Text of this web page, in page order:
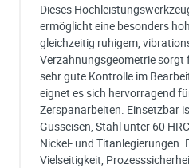
Dieses
ermöglicht eine besonders
gleichzeitig ruhigem,
Verzahnungsgeometrie sorgt
sehr gute Kontrolle im
eignet es sich hervorragend
Zerspanarbeiten. Einsetzbar
Gusseisen, Stahl unter 60
Nickel- und Titanlegierungen.
Vielseitigkeit,